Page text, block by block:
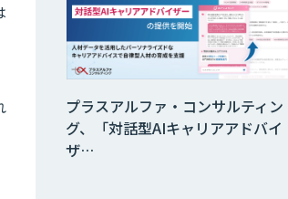
SaaS・サブスク
向け収益管理プラ
ットフォーム「ソ
アスク」
JOINT AI Flow
byGMO
プラスアルファ・コンサルティン
グ、「対話型AIキャリアアドバイ
ザ…